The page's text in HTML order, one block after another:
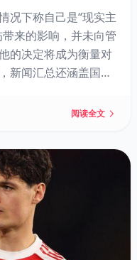
况下称自己是“现实主
来的影响，并未向管
的决定将成为衡量对
新闻汇总还涵盖国王
阅读全文